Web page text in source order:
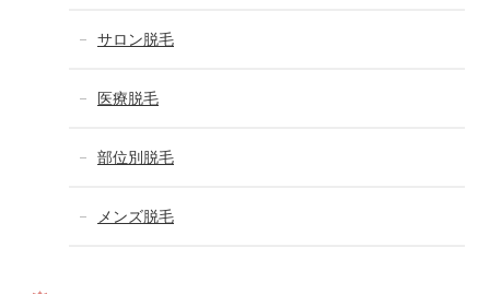
サロン脱毛
医療脱毛
部位別脱毛
メンズ脱毛